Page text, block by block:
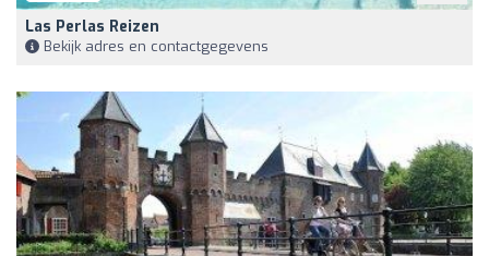
Las Perlas Reizen
Bekijk adres en contactgegevens